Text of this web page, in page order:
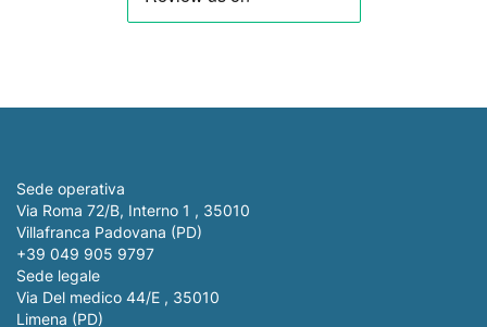
Sede operativa
Via Roma 72/B, Interno 1 , 35010
Villafranca Padovana (PD)
+39 049 905 9797
Sede legale
Via Del medico 44/E , 35010
Limena (PD)